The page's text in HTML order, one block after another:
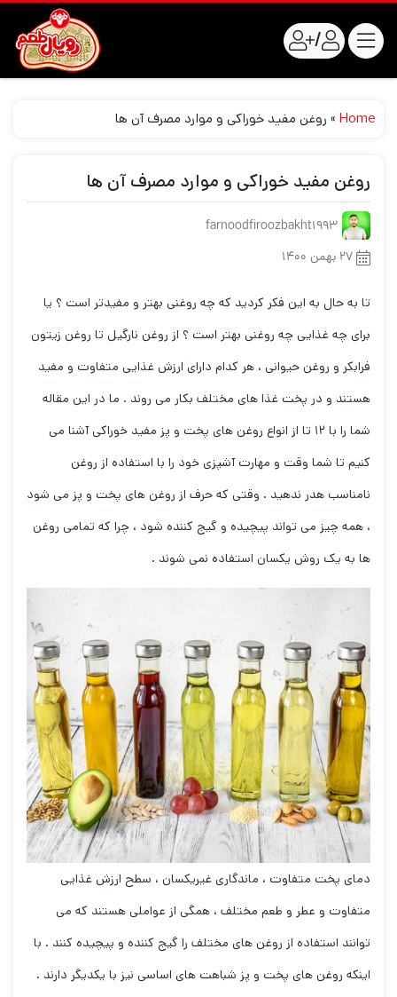
/
Home
» روغن مفید خوراکی و موارد مصرف آن ها
روغن مفید خوراکی و موارد مصرف آن ها
farnoodfiroozbakht1993
۲۷ بهمن ۱۴۰۰
تا به حال به این فکر کردید که چه روغنی بهتر و مفیدتر است ؟ یا
برای چه غذایی چه روغنی بهتر است ؟ از روغن نارگیل تا روغن زیتون
فرابکر و روغن حیوانی ، هر کدام دارای ارزش غذایی متفاوت و مفید
هستند و در پخت غذا های مختلف بکار می روند . ما در این مقاله
شما را با ۱۲ تا از انواع روغن های پخت و پز مفید خوراکی آشنا می
کنیم تا شما وقت و مهارت آشپزی خود را با استفاده از روغن
نامناسب هدر ندهید . وقتی که حرف از روغن های پخت و پز می شود
، همه چیز می تواند پیچیده و گیج کننده شود ، چرا که تمامی روغن
ها به یک روش یکسان استفاده نمی شوند .
دمای پخت متفاوت ، ماندگاری غیریکسان ، سطح ارزش غذایی
متفاوت و عطر و طعم مختلف ، همگی از عواملی هستند که می
توانند استفاده از روغن های مختلف را گیج کننده و پیچیده کنند . با
اینکه روغن های پخت و پز شباهت های اساسی نیز با یکدیگر دارند .